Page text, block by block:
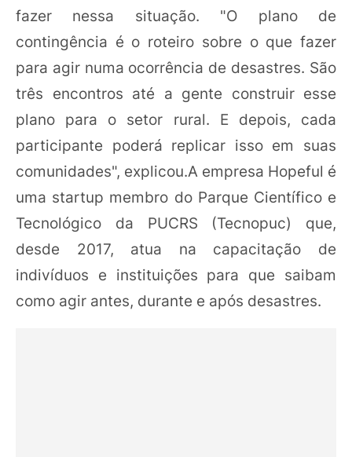
fazer nessa situação. "O plano de
contingência é o roteiro sobre o que fazer
para agir numa ocorrência de desastres. São
três encontros até a gente construir esse
plano para o setor rural. E depois, cada
participante poderá replicar isso em suas
comunidades", explicou.A empresa Hopeful é
uma startup membro do Parque Científico e
Tecnológico da PUCRS (Tecnopuc) que,
desde 2017, atua na capacitação de
indivíduos e instituições para que saibam
como agir antes, durante e após desastres.